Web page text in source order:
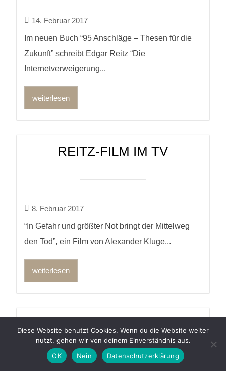
14. Februar 2017
Im neuen Buch “95 Anschläge – Thesen für die
Zukunft” schreibt Edgar Reitz “Die
Internetverweigerung...
weiterlesen
REITZ-FILM IM TV
8. Februar 2017
“In Gefahr und größter Not bringt der Mittelweg
den Tod”, ein Film von Alexander Kluge...
weiterlesen
FIRMA, DIE DAS
GÜNDERRODEHAUS
WIEDER AUFGEBAUT HAT,
Diese Website benutzt Cookies. Wenn du die Website weiter
nutzt, gehen wir von deinem Einverständnis aus.
OK
Nein Datenschutzerklärung